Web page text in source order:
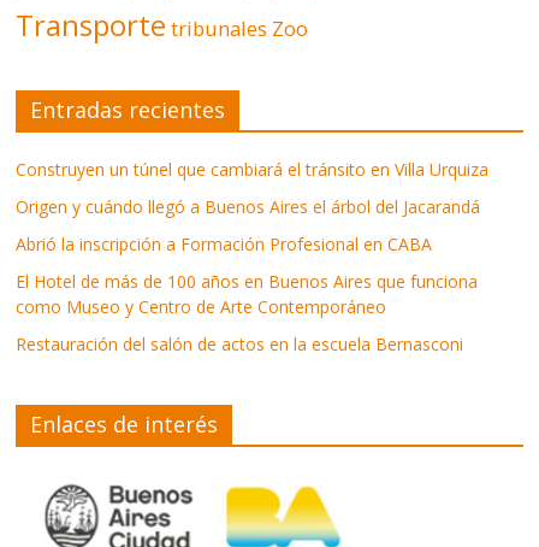
Transporte tribunales Zoo
Entradas recientes
Construyen un túnel que cambiará el tránsito en Villa Urquiza
Origen y cuándo llegó a Buenos Aires el árbol del Jacarandá
Abrió la inscripción a Formación Profesional en CABA
El Hotel de más de 100 años en Buenos Aires que funciona
como Museo y Centro de Arte Contemporáneo
Restauración del salón de actos en la escuela Bernasconi
Enlaces de interés